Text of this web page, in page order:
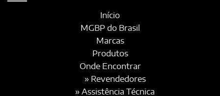
Início
MGBP do Brasil
Marcas
Produtos
Onde Encontrar
» Revendedores
» Assistência Técnica